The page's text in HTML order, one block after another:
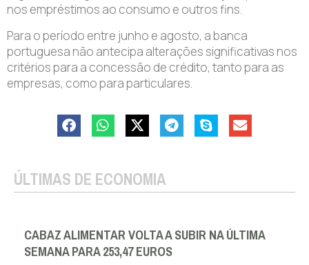
nos empréstimos ao consumo e outros fins.
Para o período entre junho e agosto, a banca
portuguesa não antecipa alterações significativas nos
critérios para a concessão de crédito, tanto para as
empresas, como para particulares.
ÚLTIMAS DE ECONOMIA
CABAZ ALIMENTAR VOLTA A SUBIR NA ÚLTIMA
SEMANA PARA 253,47 EUROS